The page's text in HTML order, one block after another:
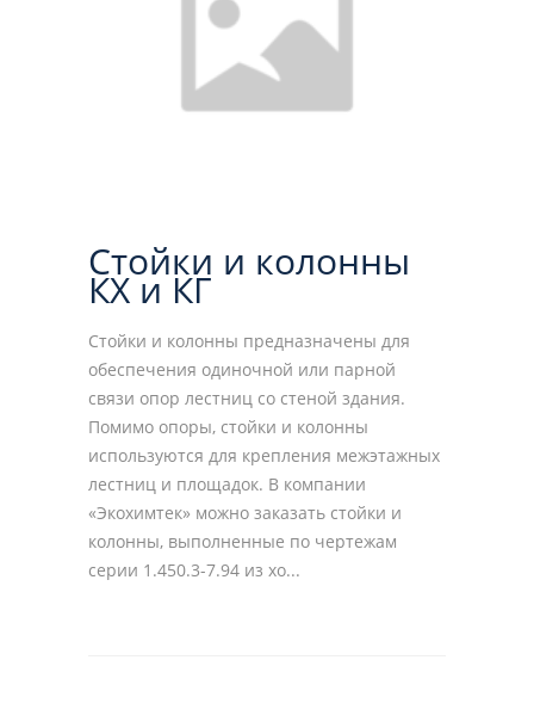
Стойки и колонны
КХ и КГ
Стойки и колонны предназначены для
обеспечения одиночной или парной
связи опор лестниц со стеной здания.
Помимо опоры, стойки и колонны
используются для крепления межэтажных
лестниц и площадок. В компании
«Экохимтек» можно заказать стойки и
колонны, выполненные по чертежам
серии 1.450.3-7.94 из хо...